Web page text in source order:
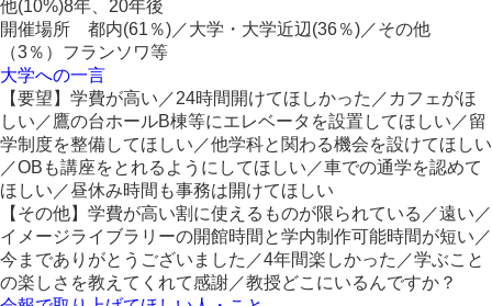
他(10%)8年、20年後
開催場所 都内(61％)／大学・大学近辺(36％)／その他
（3％）フランソワ等
大学への一言
【要望】学費が高い／24時間開けてほしかった／カフェがほ
しい／鷹の台ホールB棟等にエレベータを設置してほしい／留
学制度を整備してほしい／他学科と関わる機会を設けてほしい
／OBも講座をとれるようにしてほしい／車での通学を認めて
ほしい／昼休み時間も事務は開けてほしい
【その他】学費が高い割に使えるものが限られている／遠い／
イメージライブラリーの開館時間と学内制作可能時間が短い／
今までありがとうございました／4年間楽しかった／学ぶこと
の楽しさを教えてくれて感謝／教授どこにいるんですか？